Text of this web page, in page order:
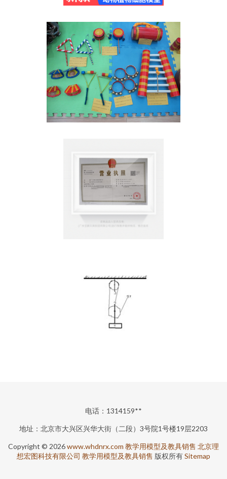
电话：1314159**
地址：北京市大兴区兴华大街（二段）3号院1号楼19层2203
Copyright © 2026www.whdnrx.com 教学用模型及教具销售 北京理
想宏图科技有限公司 教学用模型及教具销售 版权所有Sitemap